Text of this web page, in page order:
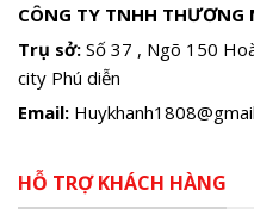
CÔNG TY TNHH THƯƠNG
Trụ sở: Số 37 , Ngõ 150
city Phú diễn
Email:
HỖ TRỢ KHÁCH HÀNG